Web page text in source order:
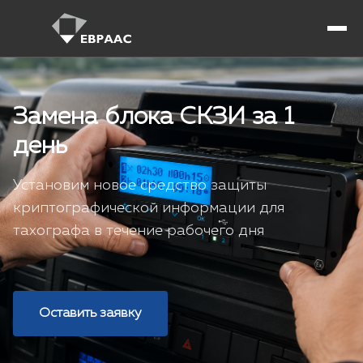
Замена блока СКЗИ за 1
день
Установим новое средство защиты
криптографической информации для
тахографа в течение рабочего дня
Оставить заявку